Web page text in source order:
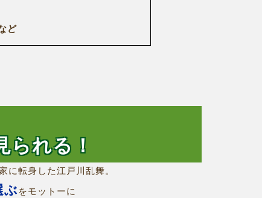
ど
られる！
に転身した江戸川乱舞。
ぶ をモットーに